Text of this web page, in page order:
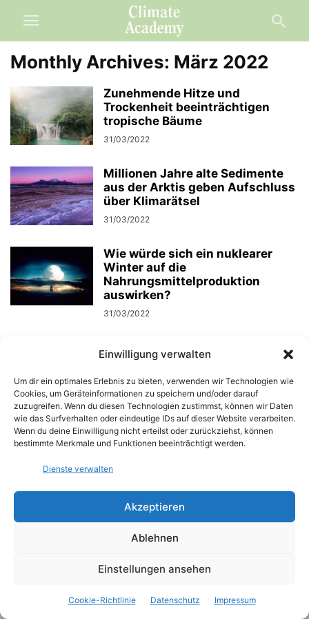
Einwilligung verwalten
Um dir ein optimales Erlebnis zu bieten, verwenden wir Technologien wie
Cookies, um Geräteinformationen zu speichern und/oder darauf
zuzugreifen. Wenn du diesen Technologien zustimmst, können wir Daten
wie das Surfverhalten oder eindeutige IDs auf dieser Website verarbeiten.
Wenn du deine Einwilligung nicht erteilst oder zurückziehst, können
bestimmte Merkmale und Funktionen beeinträchtigt werden.
Dienste verwalten
Akzeptieren
Ablehnen
Einstellungen ansehen
Cookie-Richtlinie Datenschutz Impressum
Monthly Archives: März 2022
Zunehmende Hitze und
Trockenheit beeinträchtigen
tropische Bäume
31/03/2022
Millionen Jahre alte Sedimente
aus der Arktis geben Aufschluss
über Klimarätsel
31/03/2022
Wie würde sich ein nuklearer
Winter auf die
Nahrungsmittelproduktion
auswirken?
31/03/2022
Studie zeigt: Wüsten „atmen“
Wasserdampf
30/03/2022
Argon in der Luft antiker
Atmosphäre gefunden
1 2 3